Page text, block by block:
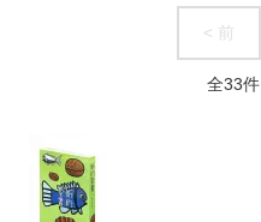
< 前
全33件